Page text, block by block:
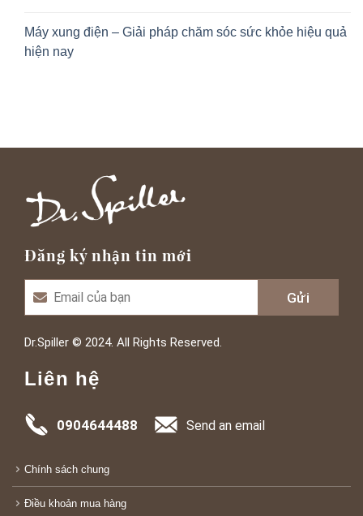
Máy xung điện – Giải pháp chăm sóc sức khỏe hiệu quả
hiện nay
Đăng ký nhận tin mới
Dr.Spiller © 2024. All Rights Reserved.
Liên hệ
0904644488 Send an email
Chính sách chung
Điều khoản mua hàng